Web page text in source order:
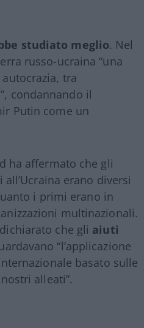
studiato meglio. Nel
russo-ucraina “una
tra
condannando il
Putin come un
ha affermato che gli
erano diversi
i primi erano in
multinazionali.
che gli aiuti
“l’applicazione
basato sulle
alleati”.